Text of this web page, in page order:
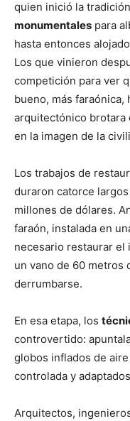
quien inició la
monumentales para
hasta entonces
Los que vinieron
competición para ver
bueno, más
arquitectónico
en la imagen de la
Los trabajos de
duraron catorce
millones de dólares.
faraón, instalada en
necesario restaurar el
un vano de 60 metros
derrumbarse.
En esa etapa, los
controvertido:
globos inflados de
controlada y
Arquitectos,